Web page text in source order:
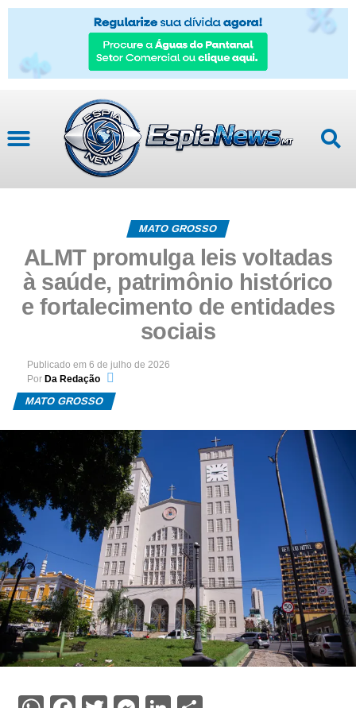
MATO GROSSO
ALMT promulga leis voltadas
à saúde, patrimônio histórico
e fortalecimento de entidades
sociais
Publicado em 6 de julho de 2026
Por Da Redação
MATO GROSSO